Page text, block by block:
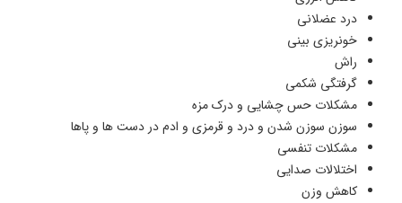
درد عضلانی
خونریزی بینی
راش
گرفتگی شکمی
مشکلات حس چشایی و درک مزه
سوزن سوزن شدن و درد و قرمزی و ادم در دست ها و پاها
مشکلات تنفسی
اختلالات صدایی
کاهش وزن